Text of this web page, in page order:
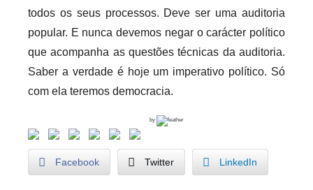
todos os seus processos. Deve ser uma auditoria
popular. E nunca devemos negar o carácter político
que acompanha as questões técnicas da auditoria.
Saber a verdade é hoje um imperativo político. Só
com ela teremos democracia.
by
Facebook Twitter LinkedIn